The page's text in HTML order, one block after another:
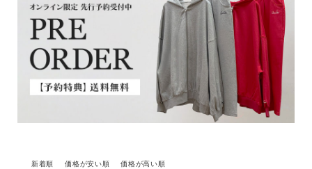
詳細検索
パンツすべて
スカート
シューズすべて
グッズすべて
サイズ
新着順 価格が安い順 価格が高い順